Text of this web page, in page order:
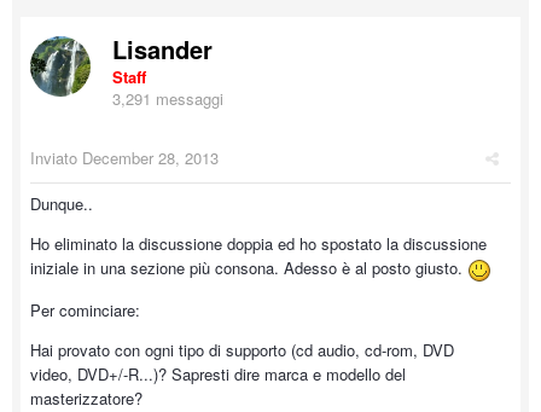
Lisander
Staff
3,291 messaggi
Inviato December 28, 2013
Dunque..
Ho eliminato la discussione doppia ed ho spostato la discussione
iniziale in una sezione più consona. Adesso è al posto giusto.
Per cominciare:
Hai provato con ogni tipo di supporto (cd audio, cd-rom, DVD
video, DVD+/-R...)? Sapresti dire marca e modello del
masterizzatore?